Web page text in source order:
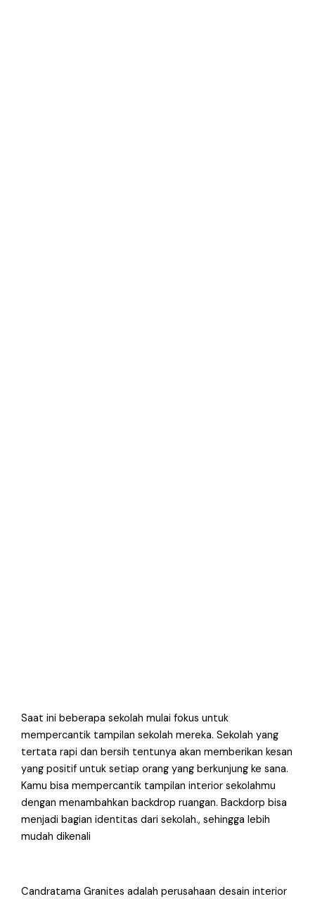
Saat ini beberapa sekolah mulai fokus untuk
mempercantik tampilan sekolah mereka. Sekolah yang
tertata rapi dan bersih tentunya akan memberikan kesan
yang positif untuk setiap orang yang berkunjung ke sana.
Kamu bisa mempercantik tampilan interior sekolahmu
dengan menambahkan backdrop ruangan. Backdorp bisa
menjadi bagian identitas dari sekolah., sehingga lebih
mudah dikenali
Candratama Granites adalah perusahaan desain interior